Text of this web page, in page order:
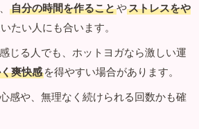
自分の時間を作ることやストレスをや
たい人にも合います。
じる人でも、ホットヨガなら激しい運
爽快感 を得やすい場合があります。
感や、無理なく続けられる回数かも確